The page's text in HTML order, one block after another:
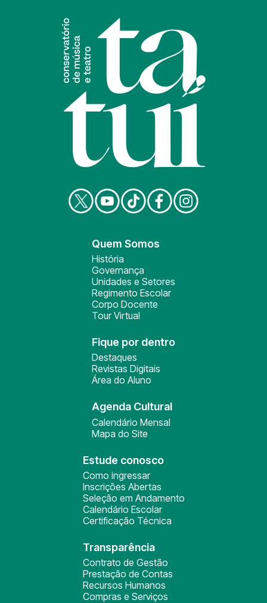
Quem Somos
História
Governança
Unidades e Setores
Regimento Escolar
Corpo Docente
Tour Virtual
Fique por dentro
Destaques
Revistas Digitais
Área do Aluno
Agenda Cultural
Calendário Mensal
Mapa do Site
Estude conosco
Como ingressar
Inscrições Abertas
Seleção em Andamento
Calendário Escolar
Certificação Técnica
Transparência
Contrato de Gestão
Prestação de Contas
Recursos Humanos
Compras e Serviços